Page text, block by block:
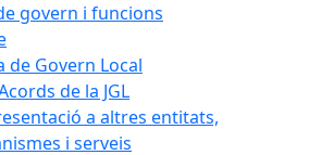
govern i funcions
de Govern Local
de la JGL
a altres entitats,
i serveis